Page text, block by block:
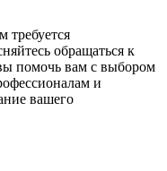
требуется
обращаться к
помочь вам с выбором
и
вашего